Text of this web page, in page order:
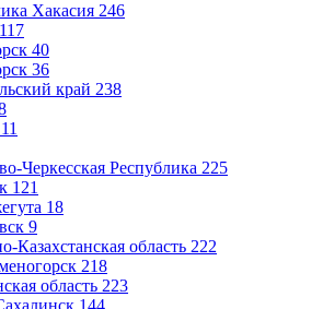
Хакасия 246
117
40
36
край 238
11
Черкесская Республика 225
121
18
9
Казахстанская область 222
218
область 223
144